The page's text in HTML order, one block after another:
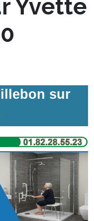
Yvette
sur